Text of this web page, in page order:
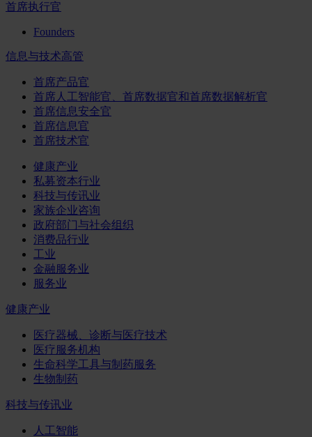
首席执行官
Founders
信息与技术高管
首席产品官
首席人工智能官、首席数据官和首席数据解析官
首席信息安全官
首席信息官
首席技术官
健康产业
私募资本行业
科技与传讯业
家族企业咨询
政府部门与社会组织
消费品行业
工业
金融服务业
服务业
健康产业
医疗器械、诊断与医疗技术
医疗服务机构
生命科学工具与制药服务
生物制药
科技与传讯业
人工智能